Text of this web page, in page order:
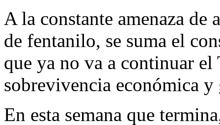
A la constante amenaza
de fentanilo, se suma el
que ya no va a continuar
sobrevivencia económica
En esta semana que